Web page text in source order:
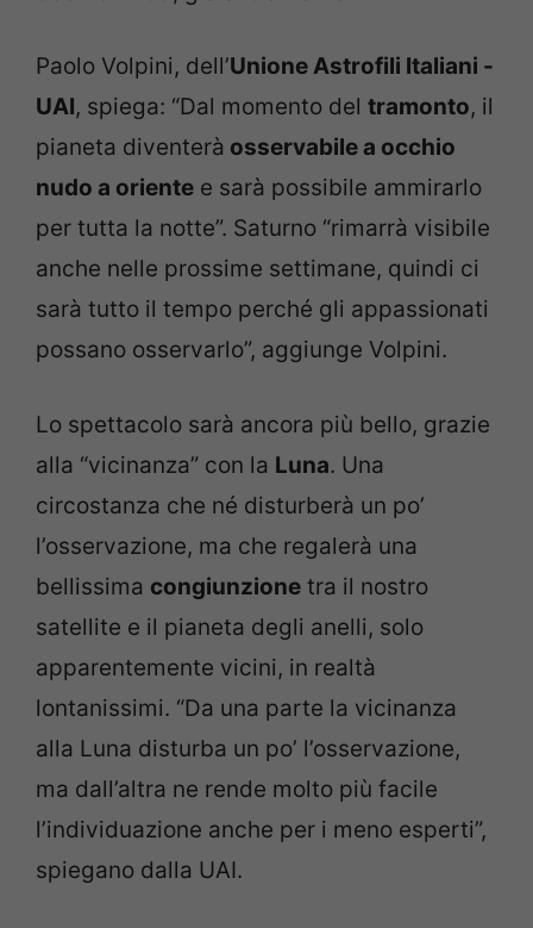
Paolo Volpini, dell’Unione Astrofili Italiani -
UAI, spiega: “Dal momento del tramonto, il
pianeta diventerà osservabile a occhio
nudo a oriente e sarà possibile ammirarlo
per tutta la notte”. Saturno “rimarrà visibile
anche nelle prossime settimane, quindi ci
sarà tutto il tempo perché gli appassionati
possano osservarlo”, aggiunge Volpini.
Lo spettacolo sarà ancora più bello, grazie
alla “vicinanza” con la Luna. Una
circostanza che né disturberà un po’
l’osservazione, ma che regalerà una
bellissima congiunzione tra il nostro
satellite e il pianeta degli anelli, solo
apparentemente vicini, in realtà
lontanissimi. “Da una parte la vicinanza
alla Luna disturba un po’ l’osservazione,
ma dall’altra ne rende molto più facile
l’individuazione anche per i meno esperti”,
spiegano dalla UAI.